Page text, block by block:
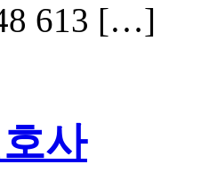
613 […]
사